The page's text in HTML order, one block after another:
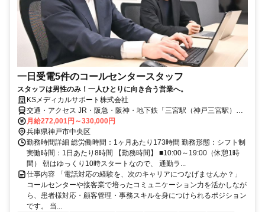
一日受電5件のコールセンタースタッフ
スタッフは男性のみ！一人ひとりに向き合う営業へ。
KSメディカルサポート株式会社
交通・アクセス JR・阪急・阪神・地下鉄「三宮駅（神戸三宮駅）」
より徒歩約6〜8分
月給272,001円～330,000円
兵庫県神戸市中央区
勤務時間詳細 総労働時間：1ヶ月あたり173時間 勤務形態：シフト制
実働時間：1日あたり8時間 【勤務時間】 ■10:00～19:00（休憩1時
間） 朝はゆっくり10時スタートなので、 通勤ラ...
仕事内容 「電話対応の経験を、次のキャリアにつなげませんか？」
コールセンターや接客業で培ったコミュニケーション力を活かしなが
ら、患者様対応・顧客管理・事務スキルを身につけられるポジション
です。 当...